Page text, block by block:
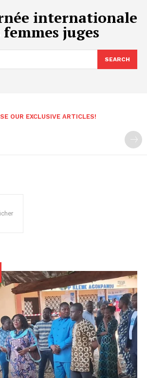
internationale
femmes juges
SEARCH
OUR EXCLUSIVE ARTICLES!